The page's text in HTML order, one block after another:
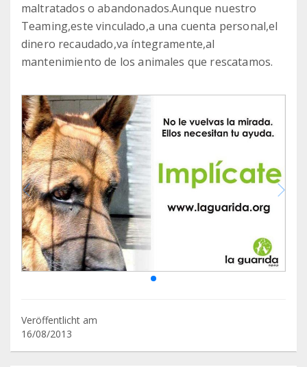
maltratados o abandonados.Aunque nuestro
Teaming,este vinculado,a una cuenta personal,el
dinero recaudado,va íntegramente,al
mantenimiento de los animales que rescatamos.
Veröffentlicht am
16/08/2013